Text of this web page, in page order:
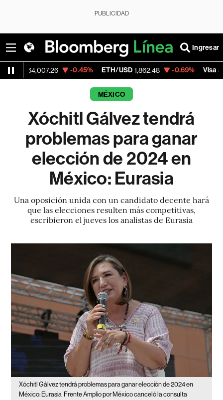
PUBLICIDAD
Ingresar
-0.45% ETH/USD 1,862.48 -0.69% Visa 369.59
MÉXICO
Xóchitl Gálvez tendrá
problemas para ganar
elección de 2024 en
México: Eurasia
Una oposición unida con un candidato decente hará
que las elecciones resulten más competitivas,
escribieron el jueves los analistas de Eurasia
Xóchitl Gálvez tendrá problemas para ganar elección de 2024 en
México: Eurasia Frente Amplio por México canceló la consulta